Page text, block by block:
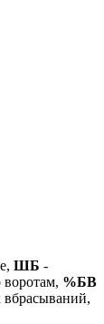
ШБ -
%БВ